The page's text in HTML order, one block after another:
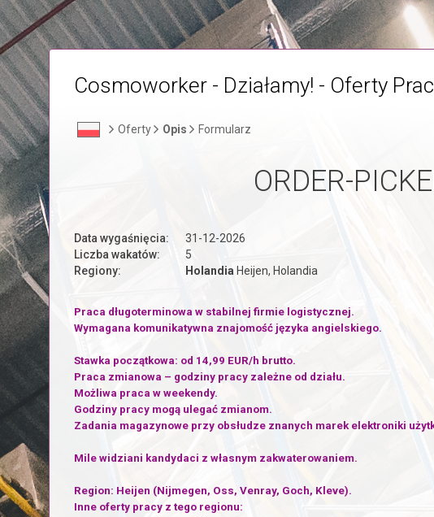
Cosmoworker - Działamy! - Oferty
Oferty Opis Formularz
ORDER-
Data wygaśnięcia:
31-12-2026
Liczba wakatów:
5
Regiony:
Holandia Heijen, Holandia
Praca długoterminowa w stabilnej firmie logistycznej.
Wymagana komunikatywna znajomość języka angielskiego.
Stawka początkowa: od 14,99 EUR/h brutto.
Praca zmianowa – godziny pracy zależne od działu.
Możliwa praca w weekendy.
Godziny pracy mogą ulegać zmianom.
Zadania magazynowe przy obsłudze znanych marek elektroniki
Mile widziani kandydaci z własnym zakwaterowaniem.
Region: Heijen (Nijmegen, Oss, Venray, Goch, Kleve).
Inne oferty pracy z tego regionu: